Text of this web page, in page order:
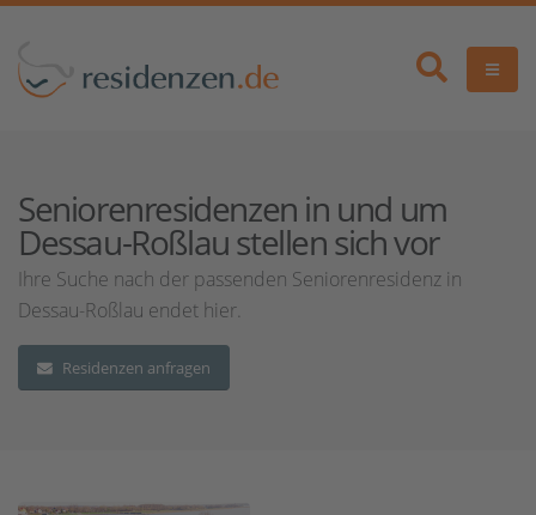
Seniorenresidenzen in und um
Dessau-Roßlau stellen sich vor
Ihre Suche nach der passenden Seniorenresidenz in
Dessau-Roßlau endet hier.
Residenzen anfragen